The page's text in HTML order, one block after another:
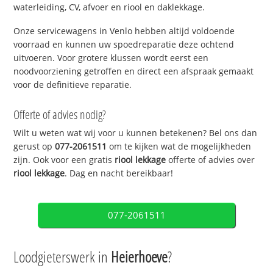
waterleiding, CV, afvoer en riool en daklekkage.
Onze servicewagens in Venlo hebben altijd voldoende
voorraad en kunnen uw spoedreparatie deze ochtend
uitvoeren. Voor grotere klussen wordt eerst een
noodvoorziening getroffen en direct een afspraak gemaakt
voor de definitieve reparatie.
Offerte of advies nodig?
Wilt u weten wat wij voor u kunnen betekenen? Bel ons dan
gerust op077-2061511 om te kijken wat de mogelijkheden
zijn. Ook voor een gratis riool lekkage offerte of advies over
riool lekkage. Dag en nacht bereikbaar!
077-2061511
Loodgieterswerk in Heierhoeve?